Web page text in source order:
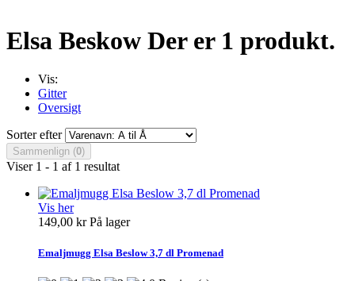
Elsa Beskow Der er 1 produkt.
Vis:
Gitter
Oversigt
Sorter efter
Sammenlign (0)
Viser 1 - 1 af 1 resultat
Vis her
149,00 krPå lager
Emaljmugg Elsa Beslow 3,7 dl Promenad